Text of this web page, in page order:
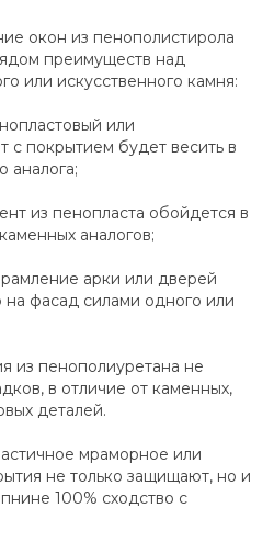
окон из пенополистирола
преимуществ над
или искусственного камня:
или
с покрытием будет весить в
аналога;
из пенопласта обойдется в
аналогов;
арки или дверей
на фасад силами одного или
из пенополиуретана не
в отличие от каменных,
деталей.
мраморное или
не только защищают, но и
100% сходство с